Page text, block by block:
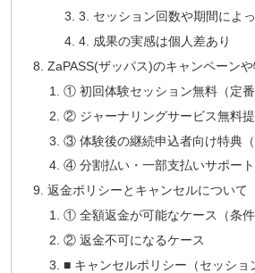
3. セッション回数や期間によ
4. 成果の実感は個人差あり
ZaPASS(ザッパス)のキャンペーン
① 初回体験セッション無料（定番
② ジャーナリングサービス無料提
③ 体験後の継続申込者向け特典（
④ 分割払い・一部支払いサポート
返金ポリシーとキャンセルについて
① 全額返金が可能なケース（条件
② 返金不可になるケース
■ キャンセルポリシー（セッショ